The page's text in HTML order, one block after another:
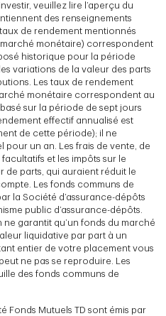
veuillez lire l’aperçu du
des renseignements
de rendement mentionnés
monétaire) correspondent
historique pour la période
variations de la valeur des parts
Les taux de rendement
monétaire correspondent au
sur la période de sept jours
effectif annualisé est
de cette période); il ne
pour un an. Les frais de vente, de
et les impôts sur le
de parts, qui auraient réduit le
Les fonds communs de
la Société d’assurance-dépôts
public d’assurance-dépôts.
ne garantit qu’un fonds du marché
liquidative par part à un
entier de votre placement vous
ne pas se reproduire. Les
des fonds communs de
Fonds Mutuels TD sont émis par